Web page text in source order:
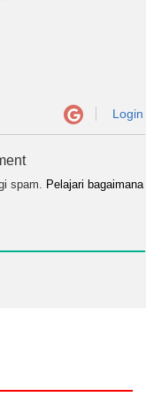
Login
spam. Pelajari bagaimana